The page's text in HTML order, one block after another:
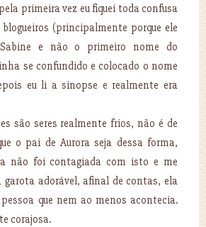
primeira vez eu fiquei toda confusa
(principalmente porque ele
e não o primeiro nome do
se confundido e colocado o nome
eu li a sinopse e realmente era
são seres realmente frios, não é de
o pai de Aurora seja dessa forma,
não foi contagiada com isto e me
garota adorável, afinal de contas, ela
que nem ao menos acontecia.
corajosa.